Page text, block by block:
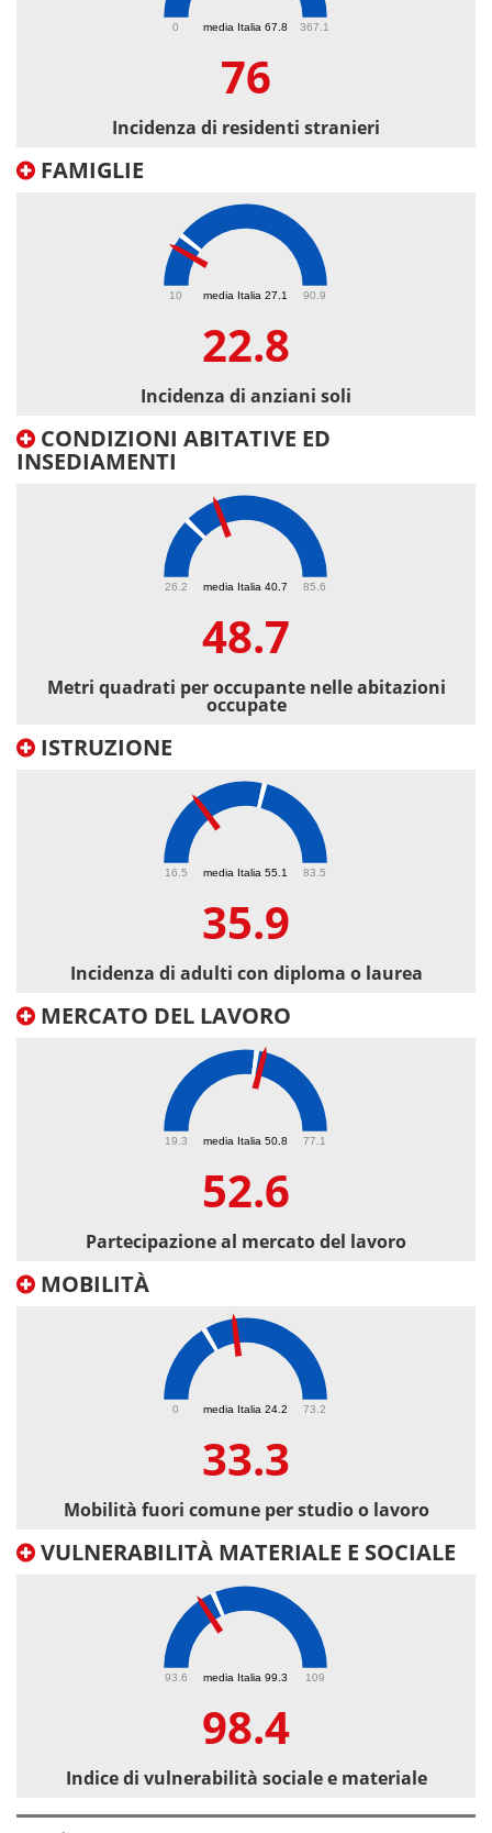
media Italia 67.8
0 367.1
76
Incidenza di residenti stranieri
FAMIGLIE
media Italia 27.1
10 90.9
22.8
Incidenza di anziani soli
CONDIZIONI ABITATIVE ED
INSEDIAMENTI
media Italia 40.7
26.2 85.6
48.7
Metri quadrati per occupante nelle abitazioni
occupate
ISTRUZIONE
media Italia 55.1
16.5 83.5
35.9
Incidenza di adulti con diploma o laurea
MERCATO DEL LAVORO
media Italia 50.8
19.3 77.1
52.6
Partecipazione al mercato del lavoro
MOBILITÀ
media Italia 24.2
0 73.2
33.3
Mobilità fuori comune per studio o lavoro
VULNERABILITÀ MATERIALE E SOCIALE
media Italia 99.3
93.6 109
98.4
Indice di vulnerabilità sociale e materiale